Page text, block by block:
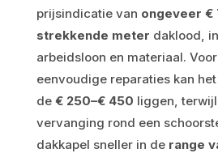
prijsindicatie van ongeveer €
strekkende meter daklood,
arbeidsloon en materiaal.
eenvoudige reparaties kan
de € 250–€ 450 liggen,
vervanging rond een
dakkapel sneller in de range